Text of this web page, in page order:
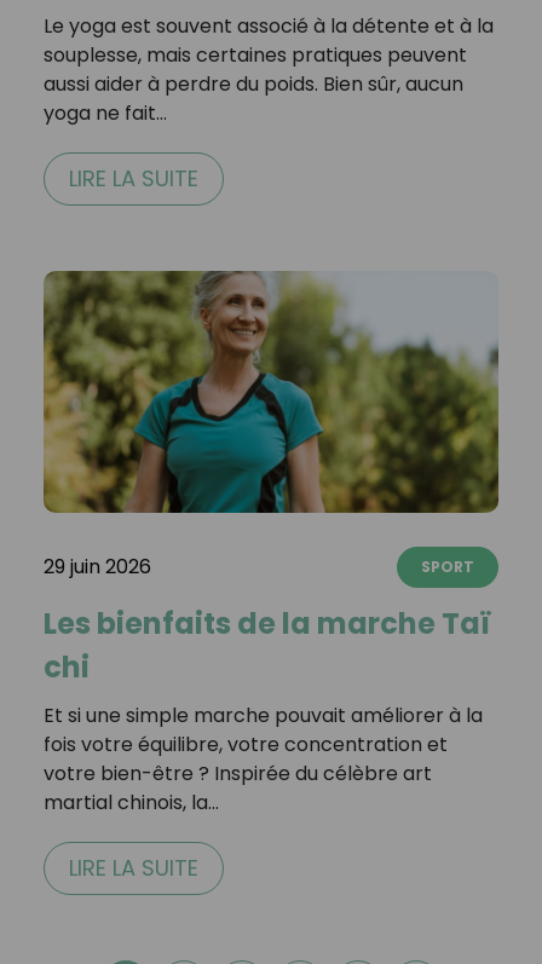
Le yoga est souvent associé à la détente et à la
souplesse, mais certaines pratiques peuvent
aussi aider à perdre du poids. Bien sûr, aucun
yoga ne fait…
LIRE LA SUITE
29 juin 2026 SPORT
Les bienfaits de la marche Taï
chi
Et si une simple marche pouvait améliorer à la
fois votre équilibre, votre concentration et
votre bien-être ? Inspirée du célèbre art
martial chinois, la…
LIRE LA SUITE